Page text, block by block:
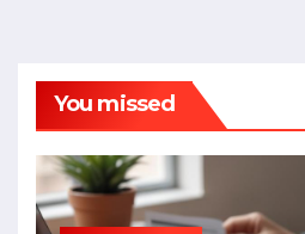
You missed